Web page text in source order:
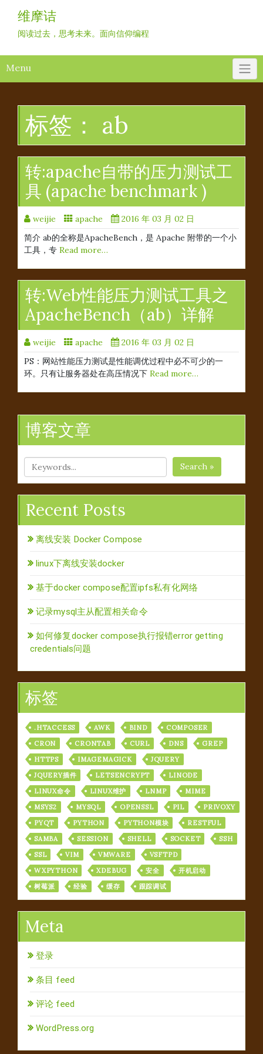
content
维摩诘
阅读过去，思考未来。面向信仰编程
Menu
标签： ab
转:apache自带的压力测试工
具 (apache benchmark )
weijie apache
2016 年 03 月 02 日
简介 ab的全称是ApacheBench，是 Apache 附带的一个小
工具，专 Read more…
转:Web性能压力测试工具之
ApacheBench（ab）详解
weijie apache
2016 年 03 月 02 日
PS：网站性能压力测试是性能调优过程中必不可少的一
环。只有让服务器处在高压情况下 Read more…
博客文章
Search »
Recent Posts
离线安装 Docker Compose
linux下离线安装docker
基于docker compose配置ipfs私有化网络
记录mysql主从配置相关命令
如何修复docker compose执行报错error getting
credentials问题
标签
.HTACCESS AWK BIND
COMPOSER
CRON
CRONTAB CURL DNS
GREP
HTTPS
IMAGEMAGICK
JQUERY
JQUERY插件
LETSENCRYPT
LINODE
LINUX命令
LINUX维护 LNMP
MIME
MSYS2
MYSQL OPENSSL PIL
PRIVOXY
PYQT
PYTHON PYTHON模块
RESTFUL
SAMBA
SESSION SHELL SOCKET
SSH
SSL
VIM VMWARE
VSFTPD
WXPYTHON
XDEBUG 安全
开机启动
树莓派
经验 缓存 跟踪调试
Meta
登录
条目 feed
评论 feed
WordPress.org